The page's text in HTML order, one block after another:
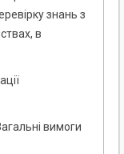
знань з
в
вимоги